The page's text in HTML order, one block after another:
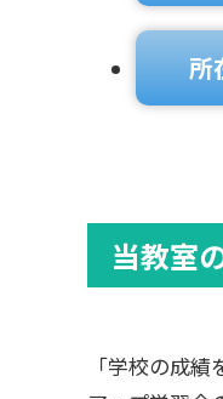
所
当教室
「学校の成